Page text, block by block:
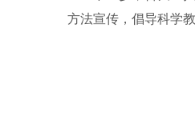
方法宣传，倡导科学